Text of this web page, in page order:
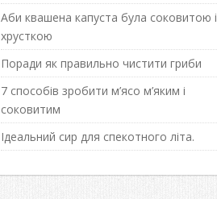
Аби квашена капуста була соковитою і
хрусткою
Поради як правильно чистити гриби
7 способів зробити м’ясо м’яким і
соковитим
Ідеальний сир для спекотного літа.